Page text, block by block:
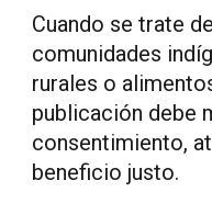
Cuando se trate
comunidades
rurales o
publicación debe
consentimiento,
beneficio justo.